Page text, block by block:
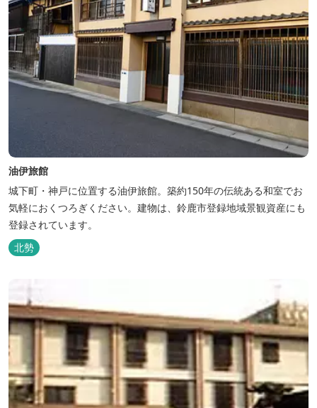
油伊旅館
城下町・神戸に位置する油伊旅館。築約150年の伝統ある和室でお
気軽におくつろぎください。建物は、鈴鹿市登録地域景観資産にも
登録されています。
北勢